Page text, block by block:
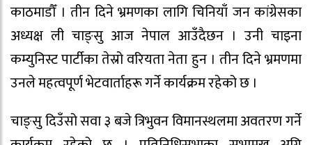
काठमाडौँ । तीन दिने भ्रमणका लागि चिनियाँ जन कांग्रेसका
अध्यक्ष ली चाङ्सु आज नेपाल आउँदैछन । उनी चाइना
कम्युनिस्ट पार्टीका तेस्रो वरियता नेता हुन । तीन दिने भ्रमणमा
उनले महत्वपूर्ण भेटवार्ताहरू गर्ने कार्यक्रम रहेको छ ।
चाङ्सु दिउँसो सवा ३ बजे त्रिभुवन विमानस्थलमा अवतरण गर्ने